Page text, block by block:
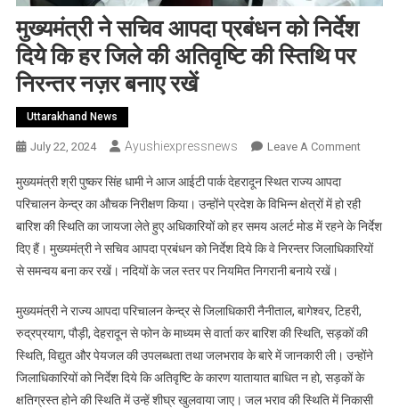
मुख्यमंत्री ने सचिव आपदा प्रबंधन को निर्देश
दिये कि हर जिले की अतिवृष्टि की स्तिथि पर
निरन्तर नज़र बनाए रखें
Uttarakhand News
July 22, 2024 Ayushiexpressnews Leave A CommentOn
सचिव
आपदा
प्रबंधन
दिये
कि
हर
जिले
की
मुख्यमंत्री श्री पुष्कर सिंह धामी ने आज आईटी पार्क देहरादून स्थित राज्य आपदा
परिचालन केन्द्र का औचक निरीक्षण किया। उन्होंने प्रदेश के विभिन्न क्षेत्रों में हो रही
बारिश की स्थिति का जायजा लेते हुए अधिकारियों को हर समय अलर्ट मोड में रहने के निर्देश
दिए हैं। मुख्यमंत्री ने सचिव आपदा प्रबंधन को निर्देश दिये कि वे निरन्तर जिलाधिकारियों
से समन्वय बना कर रखें। नदियों के जल स्तर पर नियमित निगरानी बनाये रखें।
मुख्यमंत्री ने राज्य आपदा परिचालन केन्द्र से जिलाधिकारी नैनीताल, बागेश्वर, टिहरी,
रुद्रप्रयाग, पौड़ी, देहरादून से फोन के माध्यम से वार्ता कर बारिश की स्थिति, सड़कों की
स्थिति, विद्युत और पेयजल की उपलब्धता तथा जलभराव के बारे में जानकारी ली। उन्होंने
जिलाधिकारियों को निर्देश दिये कि अतिवृष्टि के कारण यातायात बाधित न हो, सड़कों के
क्षतिग्रस्त होने की स्थिति में उन्हें शीघ्र खुलवाया जाए। जल भराव की स्थिति में निकासी